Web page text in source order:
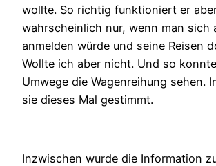
wollte. So richtig funktioniert er
wahrscheinlich nur, wenn man sich
anmelden würde und seine Reisen
Wollte ich aber nicht. Und so
Umwege die Wagenreihung sehen.
sie dieses Mal gestimmt.
Inzwischen wurde die Information